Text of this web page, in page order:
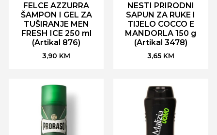
FELCE AZZURRA
ŠAMPON I GEL ZA
TUŠIRANJE MEN
FRESH ICE 250 ml
(Artikal 876)
3,90 KM
NESTI PRIRODNI
SAPUN ZA RUKE I
TIJELO COCCO E
MANDORLA 150 g
(Artikal 3478)
3,65 KM